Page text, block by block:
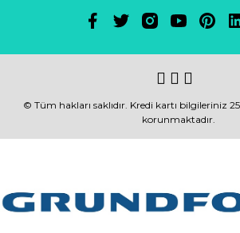
© Tüm hakları saklıdır. Kredi kartı bilgileriniz
korunmaktadır.